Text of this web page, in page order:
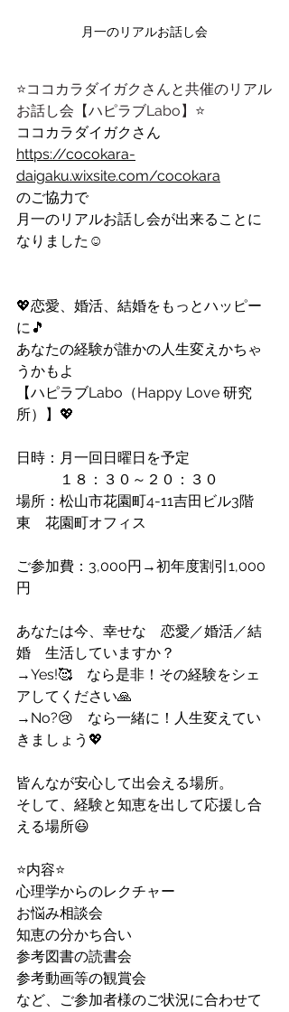
月一のリアルお話し会
⭐️ココカラダイガクさんと共催のリアル
お話し会【ハピラブLabo】⭐️
ココカラダイガクさん
https://cocokara-
daigaku.wixsite.com/cocokara
のご協力で
月一のリアルお話し会が出来ることに
なりました☺️
💖恋愛、婚活、結婚をもっとハッピー
に🎵
あなたの経験が誰かの人生変えかちゃ
うかもよ
【ハピラブLabo（Happy Love 研究
所）】💖
日時：月一回日曜日を予定
１８：３０～２０：３０
場所：松山市花園町4-11吉田ビル3階
東　花園町オフィス
ご参加費：3,000円→初年度割引1,000
円
あなたは今、幸せな　恋愛／婚活／結
婚　生活していますか？
→Yes!🥰　なら是非！その経験をシェ
アしてください🙏
→No?😢　なら一緒に！人生変えてい
きましょう💖
皆んなが安心して出会える場所。
そして、経験と知恵を出して応援し合
える場所😃
⭐️内容⭐️
心理学からのレクチャー
お悩み相談会
知恵の分かち合い
参考図書の読書会
参考動画等の観賞会
など、ご参加者様のご状況に合わせて